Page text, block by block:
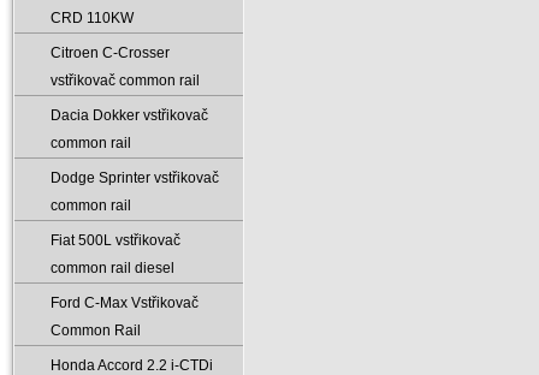
CRD 110KW
Citroen C-Crosser
vstřikovač common rail
Dacia Dokker vstřikovač
common rail
Dodge Sprinter vstřikovač
common rail
Fiat 500L vstřikovač
common rail diesel
Ford C-Max Vstřikovač
Common Rail
Honda Accord 2.2 i-CTDi